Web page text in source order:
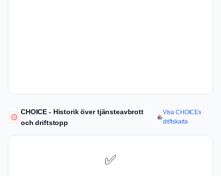
CHOICE - Historik över tjänsteavbrott
och driftstopp
Visa CHOICEs
driftskarta
✅